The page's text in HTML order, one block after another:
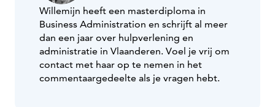
Willemijn heeft een masterdiploma in
Business Administration en schrijft al meer
dan een jaar over hulpverlening en
administratie in Vlaanderen. Voel je vrij om
contact met haar op te nemen in het
commentaargedeelte als je vragen hebt.